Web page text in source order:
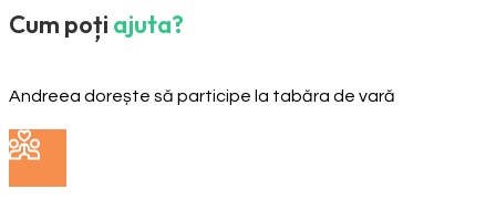
Cum poți ajuta?
Andreea dorește să participe la tabăra de vară